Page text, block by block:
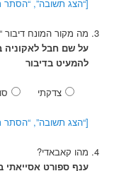
[“הצג תשובה”, “הסתר
מה מקור המונח דיבור
על שם חבל לאקוניה
להמעיט בדיבור
צדקתי
[“הצג תשובה”, “הסתר
מהו קאבאדי?
ענף ספורט אסייאתי